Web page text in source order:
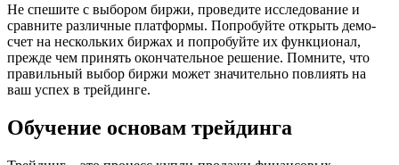
Не спешите с выбором биржи, проведите исследование и
сравните различные платформы. Попробуйте открыть демо-
счет на нескольких биржах и попробуйте их функционал,
прежде чем принять окончательное решение. Помните, что
правильный выбор биржи может значительно повлиять на
ваш успех в трейдинге.
Обучение основам трейдинга